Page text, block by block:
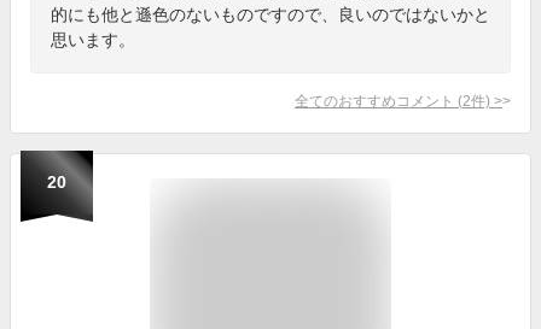
的にも他と遜色のないものですので、良いのではないかと
思います。
全てのおすすめコメント (2件) >
20